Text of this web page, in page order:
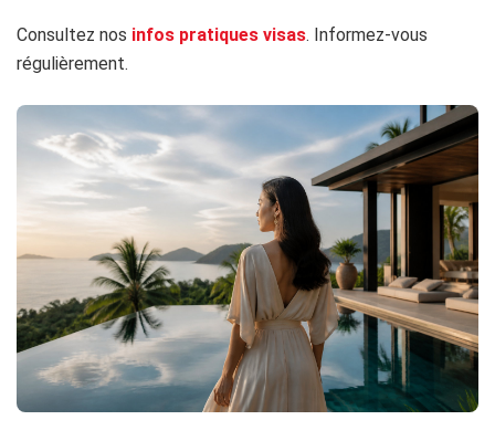
Consultez nos infos pratiques visas. Informez-vous
régulièrement.